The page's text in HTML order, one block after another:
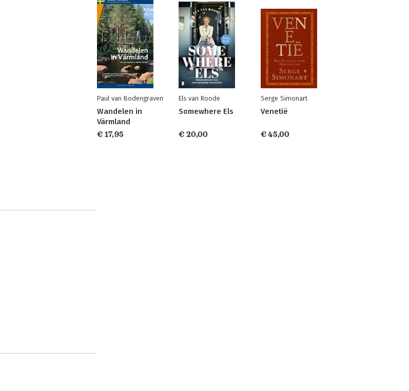
Paul van Bodengraven
Wandelen in
Värmland
€ 17,95
Els van Roode
Somewhere Els
€ 20,00
Serge Simonart
Venetië
€ 45,00